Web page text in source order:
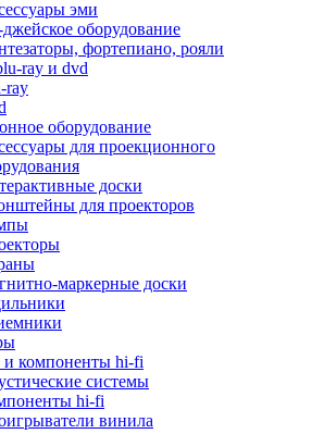
Для пылесосов
Для техники по уходу за одеждой
Для техники по уходу за собой
Для фильтров воды
Дополнительные принадлежности
и аксессуары
для телевизоров
Комплекты спутникового тв
Кронштейны и подставки для тв
Приставки smart box
Прочие аксессуары для тв
Пульты ду
Тв антенны
Цифровые тв ресиверы
панели
и планшеты
устройства
часы
телефоны
для рисования
эми
оборудование
фортепиано, рояли
ray и dvd
ray
оборудование
для проекционного
доски
для проекторов
маркерные доски
компоненты hi-fi
системы
hi-fi
винила